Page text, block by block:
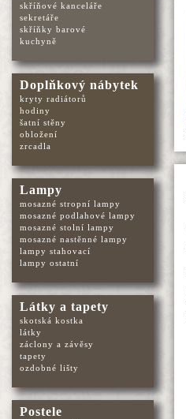
skříňové kanceláře
sekretáře
skříňky barové
kuchyně
Doplňkový nábytek
kryty radiátorů
hodiny
šatní stěny
obložení
zrcadla
Lampy
mosazné stropní lampy
mosazné podlahové lampy
mosazné stolní lampy
mosazné nastěnné lampy
lampy stahovací
lampy ostatní
Látky a tapety
skotská kostka
látky
záclony a závěsy
tapety
ozdobné lišty
Postele